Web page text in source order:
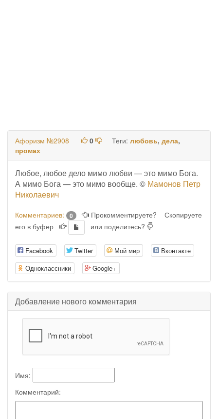
Афоризм №2908 0 Теги: любовь, дела,
промах
Любое, любое дело мимо любви — это мимо Бога.
А мимо Бога — это мимо вообще. © Мамонов Петр
Николаевич
Комментариев: 0 Прокомментируете?
Скопируете
его в буфер
или поделитесь?
Facebook Twitter Мой мир
Вконтакте
Одноклассники
Google+
Добавление нового комментария
Имя:
Комментарий: